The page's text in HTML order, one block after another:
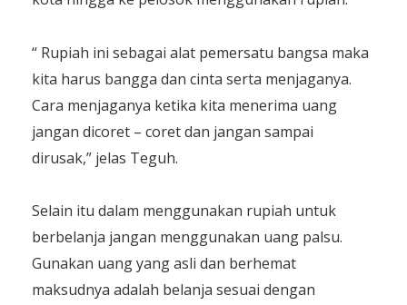
“ Rupiah ini sebagai alat pemersatu bangsa maka
kita harus bangga dan cinta serta menjaganya.
Cara menjaganya ketika kita menerima uang
jangan dicoret – coret dan jangan sampai
dirusak,” jelas Teguh.
Selain itu dalam menggunakan rupiah untuk
berbelanja jangan menggunakan uang palsu.
Gunakan uang yang asli dan berhemat
maksudnya adalah belanja sesuai dengan